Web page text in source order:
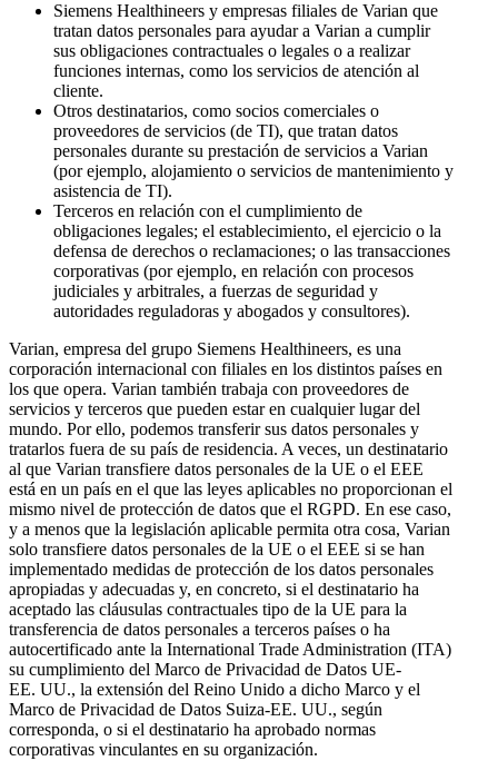
Siemens Healthineers y empresas filiales de Varian que
tratan datos personales para ayudar a Varian a cumplir
sus obligaciones contractuales o legales o a realizar
funciones internas, como los servicios de atención al
cliente.
Otros destinatarios, como socios comerciales o
proveedores de servicios (de TI), que tratan datos
personales durante su prestación de servicios a Varian
(por ejemplo, alojamiento o servicios de mantenimiento y
asistencia de TI).
Terceros en relación con el cumplimiento de
obligaciones legales; el establecimiento, el ejercicio o la
defensa de derechos o reclamaciones; o las transacciones
corporativas (por ejemplo, en relación con procesos
judiciales y arbitrales, a fuerzas de seguridad y
autoridades reguladoras y abogados y consultores).
Varian, empresa del grupo Siemens Healthineers, es una
corporación internacional con filiales en los distintos países en
los que opera. Varian también trabaja con proveedores de
servicios y terceros que pueden estar en cualquier lugar del
mundo. Por ello, podemos transferir sus datos personales y
tratarlos fuera de su país de residencia. A veces, un destinatario
al que Varian transfiere datos personales de la UE o el EEE
está en un país en el que las leyes aplicables no proporcionan el
mismo nivel de protección de datos que el RGPD. En ese caso,
y a menos que la legislación aplicable permita otra cosa, Varian
solo transfiere datos personales de la UE o el EEE si se han
implementado medidas de protección de los datos personales
apropiadas y adecuadas y, en concreto, si el destinatario ha
aceptado las cláusulas contractuales tipo de la UE para la
transferencia de datos personales a terceros países o ha
autocertificado ante la International Trade Administration (ITA)
su cumplimiento del Marco de Privacidad de Datos UE-
EE. UU., la extensión del Reino Unido a dicho Marco y el
Marco de Privacidad de Datos Suiza-EE. UU., según
corresponda, o si el destinatario ha aprobado normas
corporativas vinculantes en su organización.